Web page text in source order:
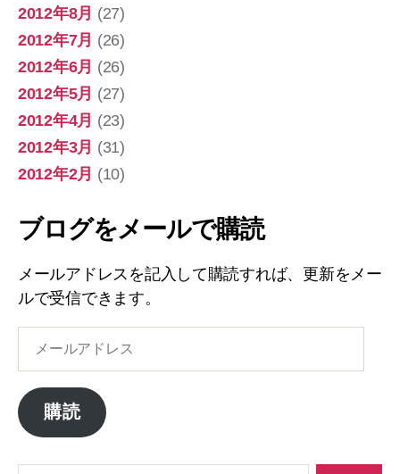
2012年8月 (27)
2012年7月 (26)
2012年6月 (26)
2012年5月 (27)
2012年4月 (23)
2012年3月 (31)
2012年2月 (10)
ブログをメールで購読
メールアドレスを記入して購読すれば、更新をメー
ルで受信できます。
ア
ド
ス
購読